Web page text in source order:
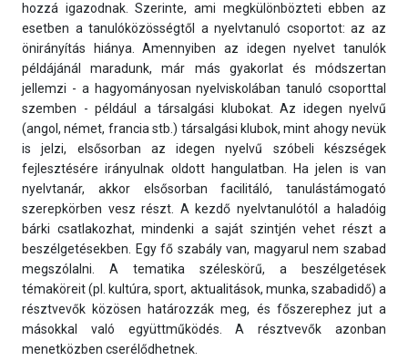
hozzá igazodnak. Szerinte, ami megkülönbözteti ebben az
esetben a tanulóközösségtől a nyelvtanuló csoportot: az az
önirányítás hiánya. Amennyiben az idegen nyelvet tanulók
példájánál maradunk, már más gyakorlat és módszertan
jellemzi - a hagyományosan nyelviskolában tanuló csoporttal
szemben - például a társalgási klubokat. Az idegen nyelvű
(angol, német, francia stb.) társalgási klubok, mint ahogy nevük
is jelzi, elsősorban az idegen nyelvű szóbeli készségek
fejlesztésére irányulnak oldott hangulatban. Ha jelen is van
nyelvtanár, akkor elsősorban facilitáló, tanulástámogató
szerepkörben vesz részt. A kezdő nyelvtanulótól a haladóig
bárki csatlakozhat, mindenki a saját szintjén vehet részt a
beszélgetésekben. Egy fő szabály van, magyarul nem szabad
megszólalni. A tematika széleskörű, a beszélgetések
témaköreit (pl. kultúra, sport, aktualitások, munka, szabadidő) a
résztvevők közösen határozzák meg, és főszerephez jut a
másokkal való együttműködés. A résztvevők azonban
menetközben cserélődhetnek.